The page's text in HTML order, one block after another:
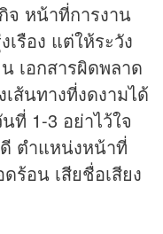
จ หน้าที่การงาน
รือง แต่ให้ระวัง
เอกสารผิดพลาด
ส้นทางที่งดงามได้
ที่ 1-3 อย่าไว้ใจ
ตำแหน่งหน้าที่
ร้อน เสียชื่อเสียง